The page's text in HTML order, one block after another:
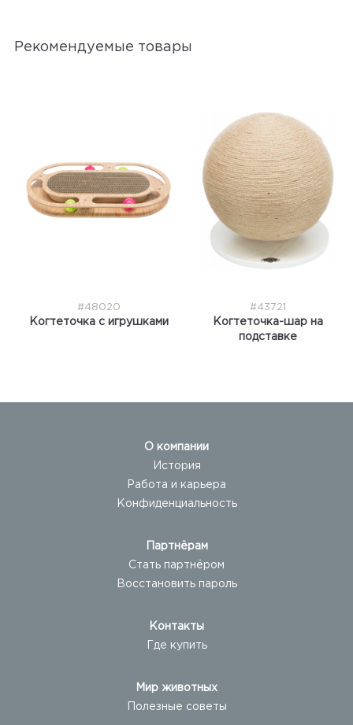
Рекомендуемые товары
#48020
Когтеточка с игрушками
#43721
Когтеточка-шар на
подставке
О компании
История
Работа и карьера
Конфиденциальность
Партнёрам
Стать партнёром
Восстановить пароль
Контакты
Где купить
Мир животных
Полезные советы